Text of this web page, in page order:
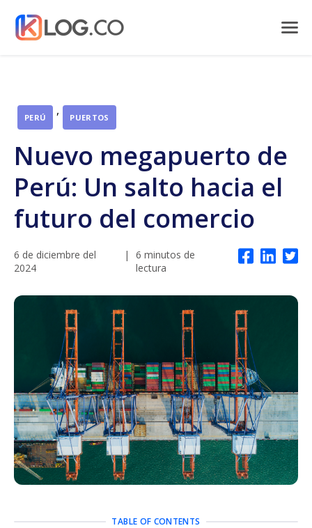
PERÚ , PUERTOS
Nuevo megapuerto de
Perú: Un salto hacia el
futuro del comercio
6 de diciembre del
2024
|
6 minutos de
lectura
TABLE OF CONTENTS